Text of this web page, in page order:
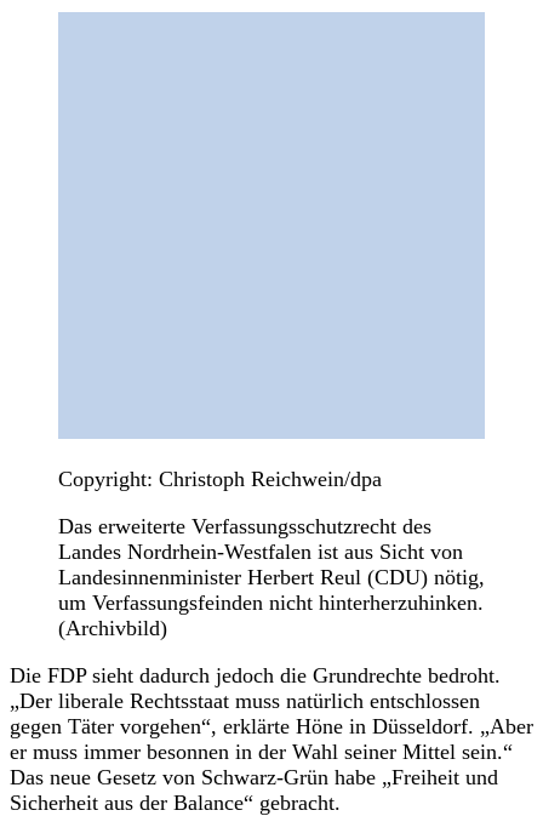
Copyright: Christoph Reichwein/dpa
Das erweiterte Verfassungsschutzrecht des
Landes Nordrhein-Westfalen ist aus Sicht von
Landesinnenminister Herbert Reul (CDU) nötig,
um Verfassungsfeinden nicht hinterherzuhinken.
(Archivbild)
Die FDP sieht dadurch jedoch die Grundrechte bedroht.
„Der liberale Rechtsstaat muss natürlich entschlossen
gegen Täter vorgehen“, erklärte Höne in Düsseldorf. „Aber
er muss immer besonnen in der Wahl seiner Mittel sein.“
Das neue Gesetz von Schwarz-Grün habe „Freiheit und
Sicherheit aus der Balance“ gebracht.